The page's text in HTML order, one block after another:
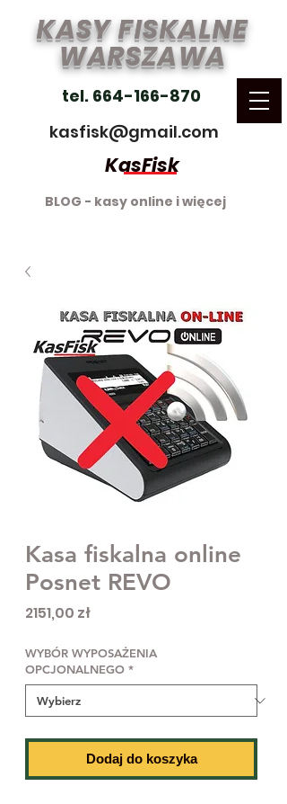
KASY FISKALNE
WARSZAWA
tel. 664-166-870
kasfisk@gmail.com
BLOG - kasy online i więcej
KasFisk
Kasa fiskalna online
Posnet REVO
2151,00 złCena
WYBÓR WYPOSAŻENIA
OPCJONALNEGO *
Dodaj do koszyka